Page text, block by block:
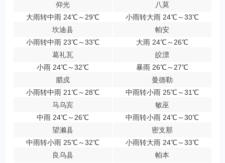
仰光
大雨转中雨 24℃～29℃
八莫
小雨转大雨 24℃～33℃
坎迪县
小雨转中雨 23℃～33℃
帕安
大雨 24℃～26℃
葛礼瓦
小雨 24℃～32℃
皎漂
暴雨 26℃～27℃
腊戍
小雨转中雨 21℃～28℃
曼德勒
中雨转小雨 25℃～31℃
马乌宾
中雨 24℃～26℃
敏巫
中雨转小雨 24℃～30℃
望濑县
中雨转小雨 25℃～32℃
密支那
小雨转大雨 24℃～33℃
良乌县
帕本